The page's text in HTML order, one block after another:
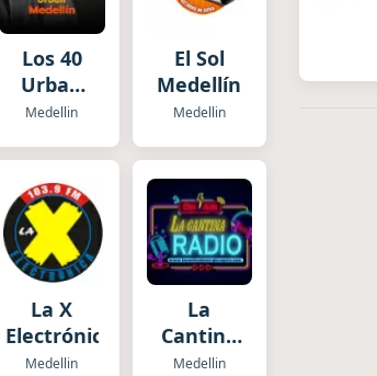
Los 40
Urban
Medellín
Medellin
El Sol
Medellín
Medellin
La X
Electrónica
Medellin
La
Cantina
Radio
Medellin